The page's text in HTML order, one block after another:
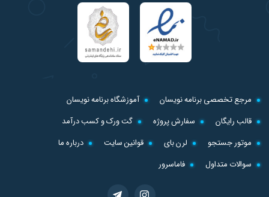
مرجع تخصصی برنامه نویسان
آموزشگاه برنامه نویسان
قالب رایگان
سفارش پروژه
گت ورک و کسب درآمد
موتور جستجو
لرن بای قوانین سایت
درباره ما
سوالات متداول
فاماسرور